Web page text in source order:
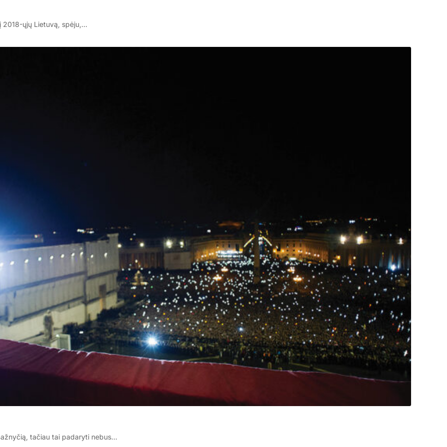
2018-ųjų Lietuvą, spėju,…
tačiau tai padaryti nebus…